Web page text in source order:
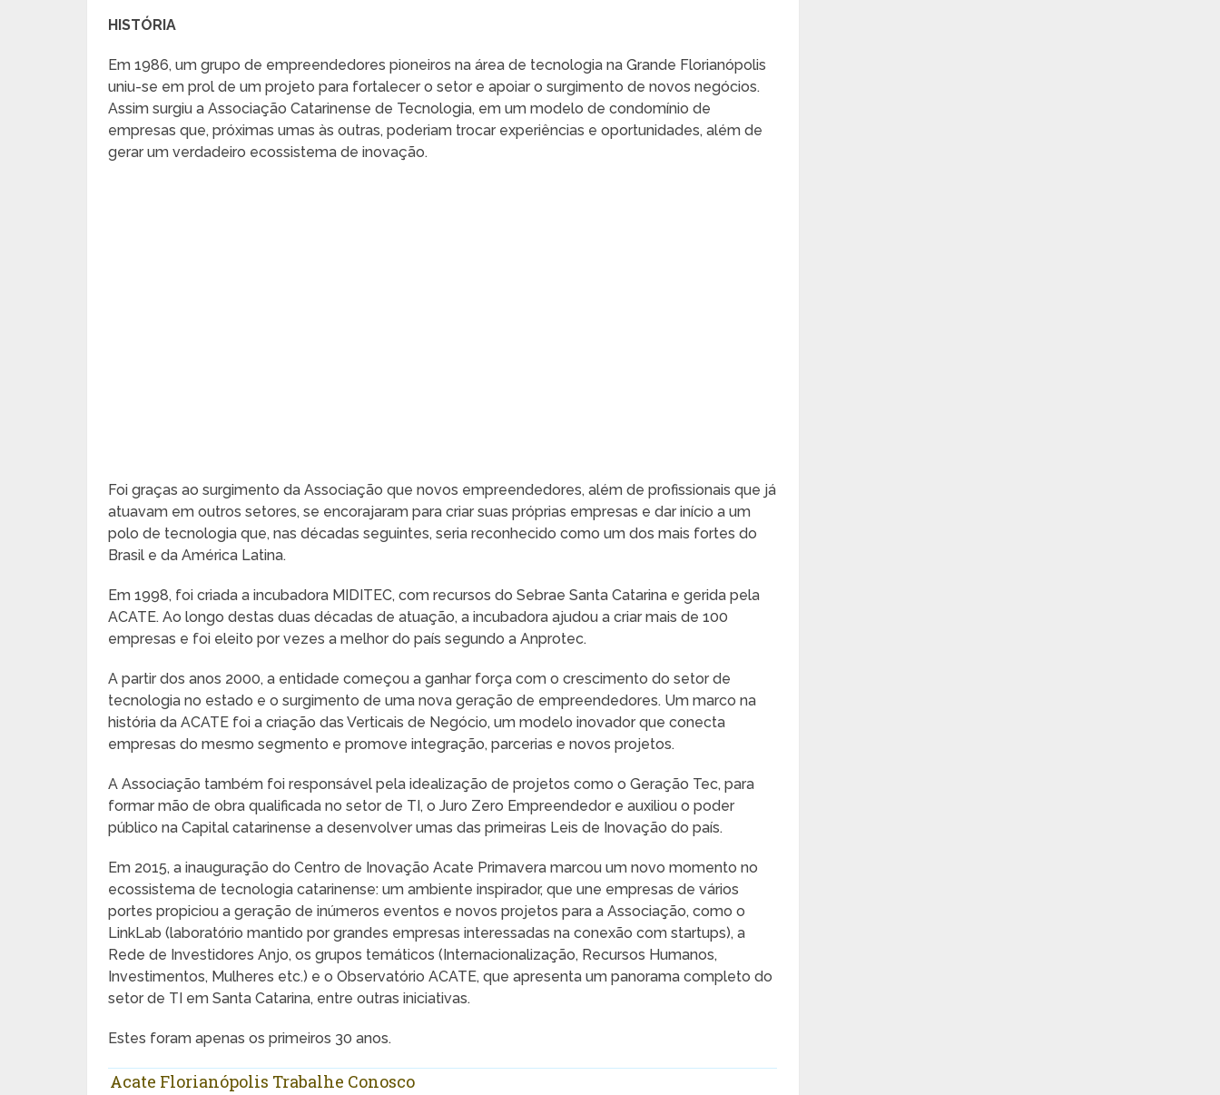
HISTÓRIA
Em 1986, um grupo de empreendedores pioneiros na área de tecnologia na Grande Florianópolis
uniu-se em prol de um projeto para fortalecer o setor e apoiar o surgimento de novos negócios.
Assim surgiu a Associação Catarinense de Tecnologia, em um modelo de condomínio de
empresas que, próximas umas às outras, poderiam trocar experiências e oportunidades, além de
gerar um verdadeiro ecossistema de inovação.
Foi graças ao surgimento da Associação que novos empreendedores, além de profissionais que já
atuavam em outros setores, se encorajaram para criar suas próprias empresas e dar início a um
polo de tecnologia que, nas décadas seguintes, seria reconhecido como um dos mais fortes do
Brasil e da América Latina.
Em 1998, foi criada a incubadora MIDITEC, com recursos do Sebrae Santa Catarina e gerida pela
ACATE. Ao longo destas duas décadas de atuação, a incubadora ajudou a criar mais de 100
empresas e foi eleito por vezes a melhor do país segundo a Anprotec.
A partir dos anos 2000, a entidade começou a ganhar força com o crescimento do setor de
tecnologia no estado e o surgimento de uma nova geração de empreendedores. Um marco na
história da ACATE foi a criação das Verticais de Negócio, um modelo inovador que conecta
empresas do mesmo segmento e promove integração, parcerias e novos projetos.
A Associação também foi responsável pela idealização de projetos como o Geração Tec, para
formar mão de obra qualificada no setor de TI, o Juro Zero Empreendedor e auxiliou o poder
público na Capital catarinense a desenvolver umas das primeiras Leis de Inovação do país.
Em 2015, a inauguração do Centro de Inovação Acate Primavera marcou um novo momento no
ecossistema de tecnologia catarinense: um ambiente inspirador, que une empresas de vários
portes propiciou a geração de inúmeros eventos e novos projetos para a Associação, como o
LinkLab (laboratório mantido por grandes empresas interessadas na conexão com startups), a
Rede de Investidores Anjo, os grupos temáticos (Internacionalização, Recursos Humanos,
Investimentos, Mulheres etc.) e o Observatório ACATE, que apresenta um panorama completo do
setor de TI em Santa Catarina, entre outras iniciativas.
Estes foram apenas os primeiros 30 anos.
Acate Florianópolis Trabalhe Conosco